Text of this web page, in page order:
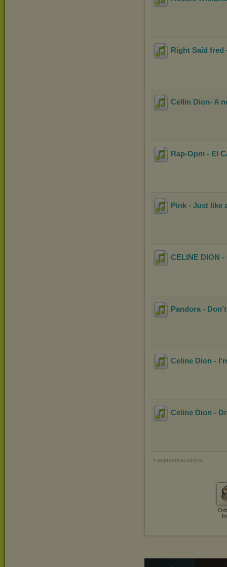
Right Said fred
Cellin Dion- A
Rap-Opm - El
Pink - Just like
CELINE DION
Pandora -
Celine Dion -
Celine Dion -
« poprzednia strona